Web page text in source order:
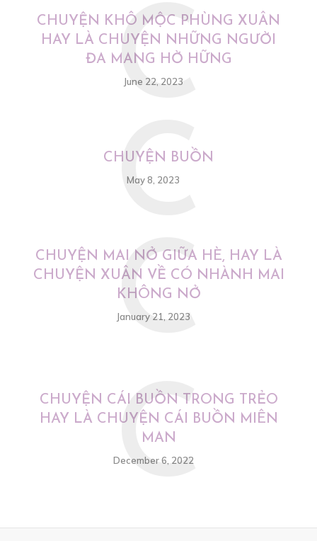
CHUYỆN KHÔ MỘC PHÙNG XUÂN
HAY LÀ CHUYỆN NHỮNG NGƯỜI
ĐA MANG HỜ HỮNG
June 22, 2023
C
CHUYỆN BUỒN
May 8, 2023
C
CHUYỆN MAI NỞ GIỮA HÈ, HAY LÀ
CHUYỆN XUÂN VỀ CÓ NHÀNH MAI
KHÔNG NỞ
January 21, 2023
C
CHUYỆN CÁI BUỒN TRONG TRẺO
HAY LÀ CHUYỆN CÁI BUỒN MIÊN
MAN
December 6, 2022
C